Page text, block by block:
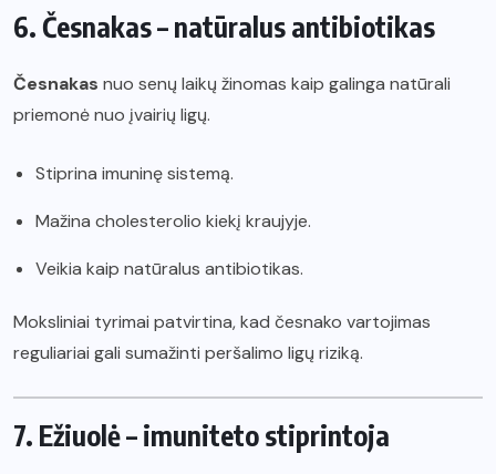
6. Česnakas – natūralus antibiotikas
Česnakas nuo senų laikų žinomas kaip galinga natūrali
priemonė nuo įvairių ligų.
Stiprina imuninę sistemą.
Mažina cholesterolio kiekį kraujyje.
Veikia kaip natūralus antibiotikas.
Moksliniai tyrimai patvirtina, kad česnako vartojimas
reguliariai gali sumažinti peršalimo ligų riziką.
7. Ežiuolė – imuniteto stiprintoja